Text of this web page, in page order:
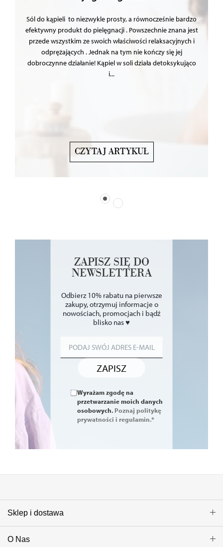
Sól do kąpieli to niezwykle prosty, a równocześnie bardzo
efektywny produkt do pielęgnacji . Powszechnie znana jest
przede wszystkim ze swoich właściwości relaksacyjnych i
odprężających . Jednak na tym nie kończy się jej
dobroczynne działanie! Kąpiel w soli działa detoksykująco
i...
CZYTAJ ARTYKUŁ
ZAPISZ SIĘ DO
NEWSLETTERA
Odbierz 10% rabatu na pierwsze
zakupy, otrzymuj informacje o
nowościach, promocjach i bądź
blisko nas ♥
ZAPISZ
Wyrażam zgodę na
przetwarzanie moich danych
osobowych. Poznaj politykę
prywatności i regulamin.*
Sklep i dostawa
O Nas